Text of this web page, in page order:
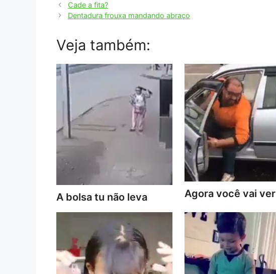
Cade a fita?
Dentadura frouxa mandando abraço
Veja também:
A bolsa tu não leva Agora você vai ver